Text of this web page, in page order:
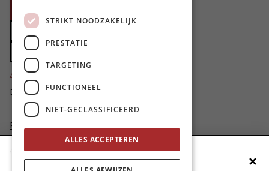
Doe een gift
Zet MO* in uw testament
4424
Bedankt voor jullie steun!
Privacybeleid
Voeg MO* toe aan je beginscherm ✕
STRIKT NOODZAKELIJK
PRESTATIE
TARGETING
FUNCTIONEEL
NIET-GECLASSIFICEERD
ALLES ACCEPTEREN